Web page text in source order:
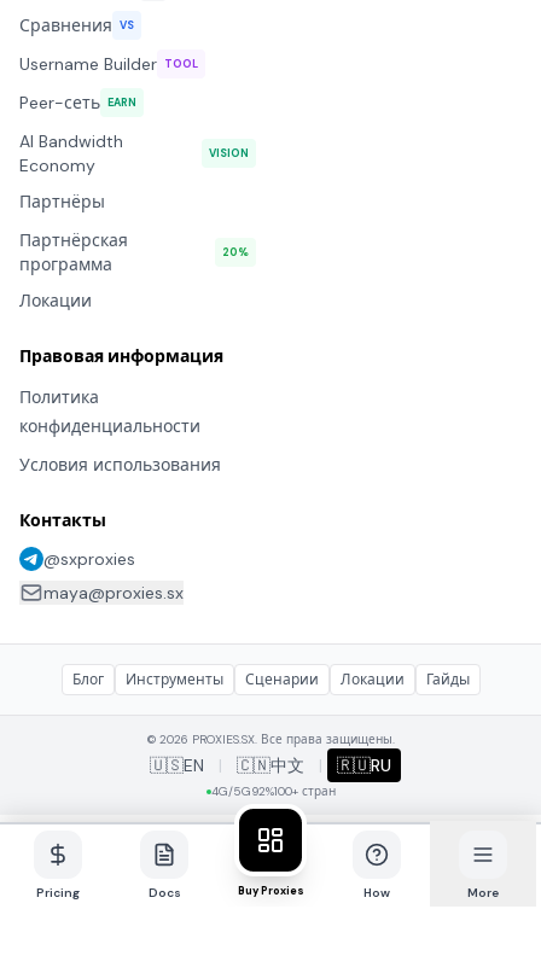
Сравнения VS
Username Builder TOOL
Peer-сеть EARN
AI Bandwidth
Economy
VISION
Партнёры
Партнёрская
программа
20%
Локации
Правовая информация
Политика
конфиденциальности
Условия использования
Контакты
@sxproxies
maya@proxies.sx
Блог Инструменты Сценарии Локации Гайды
© 2026 PROXIES.SX. Все права защищены.
🇺🇸EN | 🇨🇳中文 | 🇷🇺RU
4G/5G92%100+ стран
Pricing Docs Buy Proxies How More